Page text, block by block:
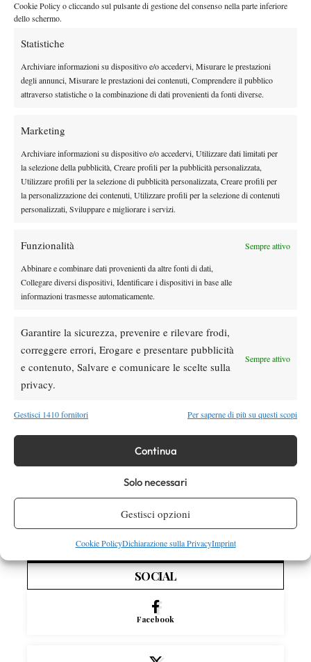
Cookie Policy o cliccando sul pulsante di gestione del consenso nella parte inferiore
dello schermo.
Statistiche
Archiviare informazioni su dispositivo e/o accedervi, Misurare le prestazioni
degli annunci, Misurare le prestazioni dei contenuti, Comprendere il pubblico
attraverso statistiche o la combinazione di dati provenienti da fonti diverse.
Marketing
Archiviare informazioni su dispositivo e/o accedervi, Utilizzare dati limitati per
la selezione della pubblicità, Creare profili per la pubblicità personalizzata,
Utilizzare profili per la selezione di pubblicità personalizzata, Creare profili per
la personalizzazione dei contenuti, Utilizzare profili per la selezione di contenuti
personalizzati, Sviluppare e migliorare i servizi.
Funzionalità Sempre attivo
Abbinare e combinare dati provenienti da altre fonti di dati,
Collegare diversi dispositivi, Identificare i dispositivi in base alle
informazioni trasmesse automaticamente.
Garantire la sicurezza, prevenire e rilevare frodi,
correggere errori, Erogare e presentare pubblicità
e contenuto, Salvare e comunicare le scelte sulla
privacy.
Sempre attivo
Gestisci 1410 fornitori Per saperne di più su questi scopi
Continua
Solo necessari
Gestisci opzioni
Cookie PolicyDichiarazione sulla PrivacyImprint
Caldo protagonista
Caldo grande
draw. Djokovic ha ammesso di essere rimasto sorpreso dalla
gestione del protocollo a Parigi.“Non capisco davvero perché
non abbiano una regola sul caldo. Pensavo ci fosse in ogni
heat rule. Se chiudi il tetto su un campo, tutti gli altri continuano
a giocare al caldo. Non sarebbe giusto”.
Atp
Ritiro Alcaraz da Cincinnati, US Open a
Atp News
Masters 1000 Montreal 2026: cade un altro
Draper torna in campo ma si arrende ad
Atmane: lacrime a Montreal dopo il rientro
Masters 1000 Montreal 2026: programma,
orari e ordine di gioco di mercoledì 5
agosto con Musetti in campo
SOCIAL
Facebook